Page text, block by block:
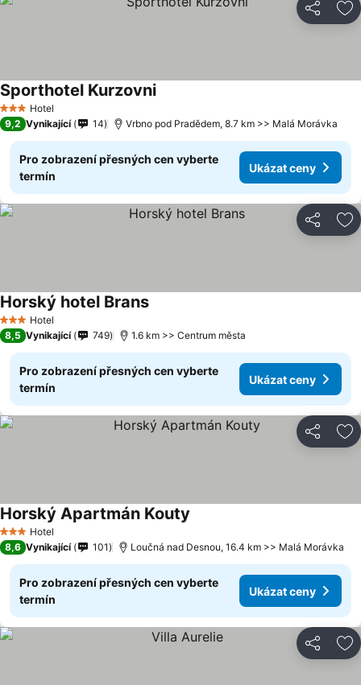
Sdílet
3 Počet hvězdiček
Hotel
Sporthotel Kurzovni
9,2 Vynikající 14 Vrbno pod Pradědem, 8.7 km >> Malá Morávka
Pro zobrazení přesných cen vyberte
termín
Ukázat ceny
Sdílet
3 Počet hvězdiček
Hotel
Horský hotel Brans
8,5 Vynikající 749 1.6 km >> Centrum města
Pro zobrazení přesných cen vyberte
termín
Ukázat ceny
Sdílet
3 Počet hvězdiček
Hotel
Horský Apartmán Kouty
8,6 Vynikající 101 Loučná nad Desnou, 16.4 km >> Malá Morávka
Pro zobrazení přesných cen vyberte
termín
Ukázat ceny
Sdílet